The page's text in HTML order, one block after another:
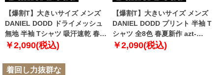
【爆割T】大きいサイズ メンズ
DANIEL DODD ドライメッシュ
無地 半袖 Tシャツ 吸汗速乾 春夏
新作 tjt-2602dry5 【fre】
￥2,090(税込)
【爆割T】大きいサイズ メンズ
DANIEL DODD プリント 半袖 T
シャツ 全8色 春夏新作 azt-
2602pt5 【fre】
￥2,090(税込)
着回し力抜群な